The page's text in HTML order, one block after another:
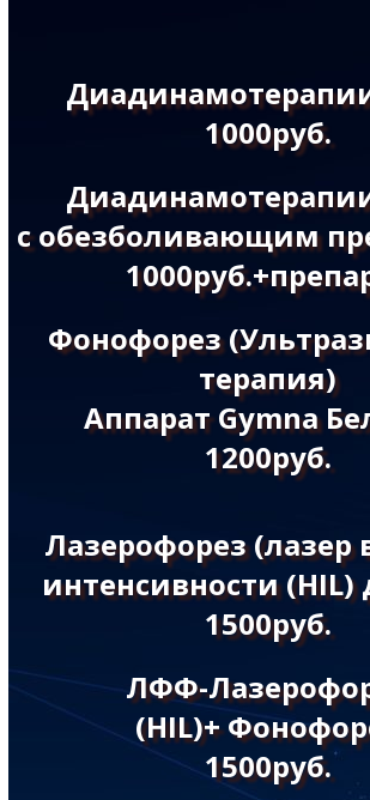
1000руб.
с обезболивающим
Фонофорез
терапия)
Аппарат Gymna
1200руб.
Лазерофорез(лазер
интенсивности (HIL)
1500руб.
ЛФФ-
(HIL)+
1500руб.